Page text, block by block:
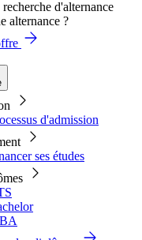
alternance ?
d'admission
ses études